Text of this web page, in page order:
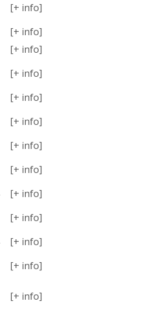
[+ info]
[+ info]
[+ info]
[+ info]
[+ info]
[+ info]
[+ info]
[+ info]
[+ info]
[+ info]
[+ info]
[+ info]
[+ info]